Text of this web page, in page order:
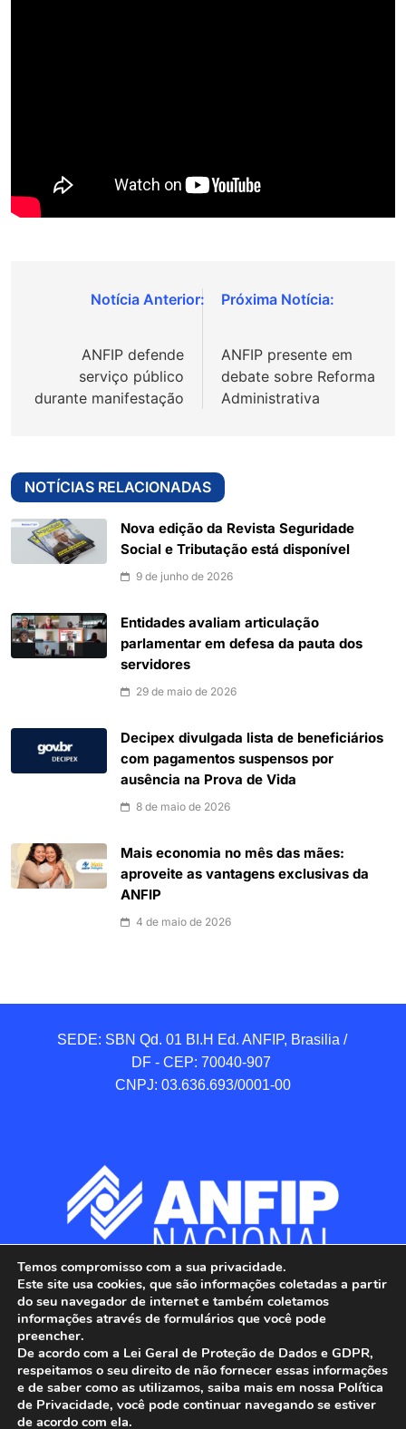
Navegação
ANFIP defende
serviço público
durante manifestação
ANFIP presente em
debate sobre Reforma
Administrativa
NOTÍCIAS RELACIONADAS
Nova edição da Revista Seguridade
Social e Tributação está disponível
9 de junho de 2026
Entidades avaliam articulação
parlamentar em defesa da pauta dos
servidores
29 de maio de 2026
Decipex divulgada lista de beneficiários
com pagamentos suspensos por
ausência na Prova de Vida
8 de maio de 2026
Mais economia no mês das mães:
aproveite as vantagens exclusivas da
ANFIP
4 de maio de 2026
SEDE: SBN Qd. 01 BI.H Ed. ANFIP, Brasilia /
DF - CEP: 70040-907
CNPJ: 03.636.693/0001-00
ANFIP - Associação Nacional dos Auditores
Temos compromisso com a sua privacidade.
Este site usa cookies, que são informações coletadas a partir
do seu navegador de internet e também coletamos
informações através de formulários que você pode
preencher.
De acordo com a Lei Geral de Proteção de Dados e GDPR,
respeitamos o seu direito de não fornecer essas informações
e de saber como as utilizamos, saiba mais em nossa Política
de Privacidade, você pode continuar navegando se estiver
de acordo com ela.